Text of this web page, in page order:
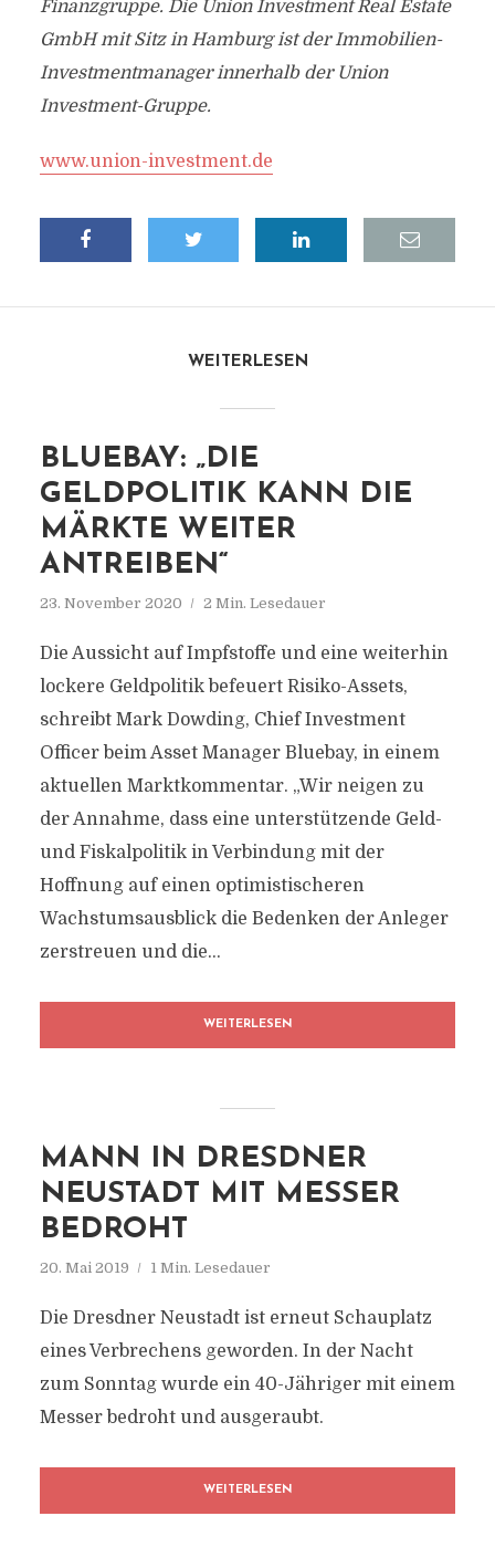
Finanzgruppe. Die Union Investment Real Estate
GmbH mit Sitz in Hamburg ist der Immobilien-
Investmentmanager innerhalb der Union
Investment-Gruppe.
www.union-investment.de
WEITERLESEN
BLUEBAY: „DIE
GELDPOLITIK KANN DIE
MÄRKTE WEITER
ANTREIBEN“
23. November 2020 2 Min. Lesedauer
Die Aussicht auf Impfstoffe und eine weiterhin
lockere Geldpolitik befeuert Risiko-Assets,
schreibt Mark Dowding, Chief Investment
Officer beim Asset Manager Bluebay, in einem
aktuellen Marktkommentar. „Wir neigen zu
der Annahme, dass eine unterstützende Geld-
und Fiskalpolitik in Verbindung mit der
Hoffnung auf einen optimistischeren
Wachstumsausblick die Bedenken der Anleger
zerstreuen und die...
WEITERLESEN
MANN IN DRESDNER
NEUSTADT MIT MESSER
BEDROHT
20. Mai 2019 1 Min. Lesedauer
Die Dresdner Neustadt ist erneut Schauplatz
eines Verbrechens geworden. In der Nacht
zum Sonntag wurde ein 40-Jähriger mit einem
Messer bedroht und ausgeraubt.
WEITERLESEN